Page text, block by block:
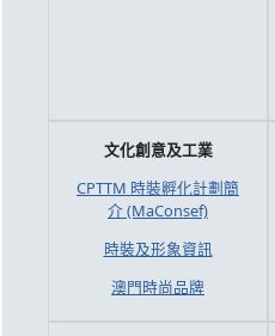
文化創意及工業
CPTTM 時裝孵化計劃簡
介 (MaConsef)
時裝及形象資訊
澳門時尚品牌